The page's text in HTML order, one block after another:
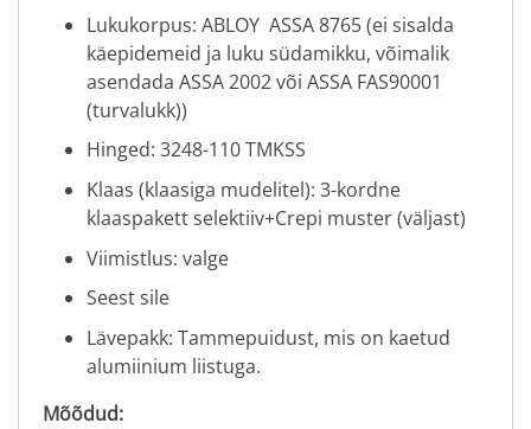
Lukukorpus: ABLOY ASSA 8765 (ei sisalda
käepidemeid ja luku südamikku, võimalik
asendada ASSA 2002 või ASSA FAS90001
(turvalukk))
Hinged: 3248-110 TMKSS
Klaas (klaasiga mudelitel): 3-kordne
klaaspakett selektiiv+Crepi muster (väljast)
Viimistlus: valge
Seest sile
Lävepakk: Tammepuidust, mis on kaetud
alumiinium liistuga.
Mõõdud: